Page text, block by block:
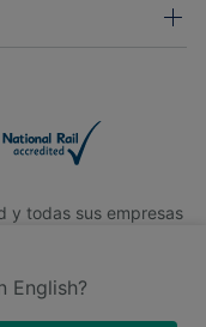
y todas sus empresas
Inglaterra y Gales.
St, Londres
English?